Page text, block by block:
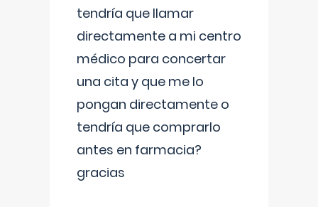
tendría que llamar
directamente a mi centro
médico para concertar
una cita y que me lo
pongan directamente o
tendría que comprarlo
antes en farmacia?
gracias